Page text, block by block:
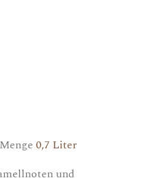
Menge 0,7 Liter
und